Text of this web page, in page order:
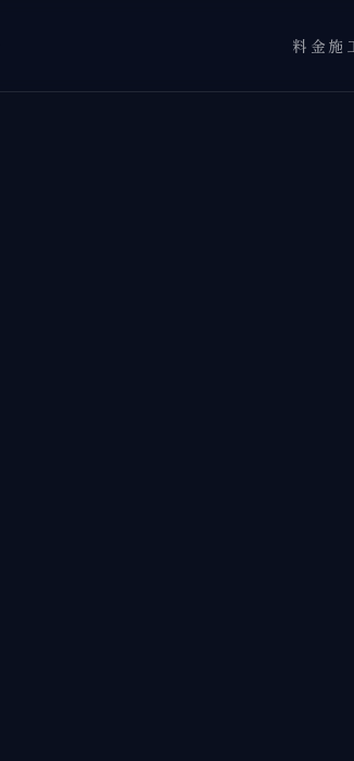
料金 施